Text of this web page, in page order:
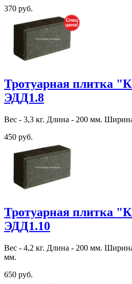
370 руб.
Тротуарная плитка
ЭДД1.8
Вес - 3,3 кг. Длина - 200 мм.
450 руб.
Тротуарная плитка
ЭДД1.10
Вес - 4,2 кг. Длина - 200 мм.
мм.
650 руб.